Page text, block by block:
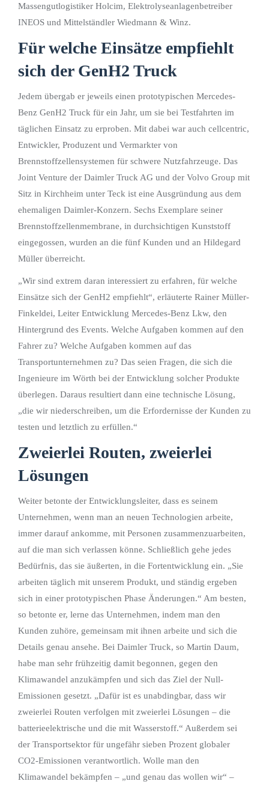
Massengutlogistiker Holcim, Elektrolyseanlagenbetreiber
INEOS und Mittelständler Wiedmann & Winz.
Für welche Einsätze empfiehlt
sich der GenH2 Truck
Jedem übergab er jeweils einen prototypischen Mercedes-
Benz GenH2 Truck für ein Jahr, um sie bei Testfahrten im
täglichen Einsatz zu erproben. Mit dabei war auch cellcentric,
Entwickler, Produzent und Vermarkter von
Brennstoffzellensystemen für schwere Nutzfahrzeuge. Das
Joint Venture der Daimler Truck AG und der Volvo Group mit
Sitz in Kirchheim unter Teck ist eine Ausgründung aus dem
ehemaligen Daimler-Konzern. Sechs Exemplare seiner
Brennstoffzellenmembrane, in durchsichtigen Kunststoff
eingegossen, wurden an die fünf Kunden und an Hildegard
Müller überreicht.
„Wir sind extrem daran interessiert zu erfahren, für welche
Einsätze sich der GenH2 empfiehlt“, erläuterte Rainer Müller-
Finkeldei, Leiter Entwicklung Mercedes-Benz Lkw, den
Hintergrund des Events. Welche Aufgaben kommen auf den
Fahrer zu? Welche Aufgaben kommen auf das
Transportunternehmen zu? Das seien Fragen, die sich die
Ingenieure im Wörth bei der Entwicklung solcher Produkte
überlegen. Daraus resultiert dann eine technische Lösung,
„die wir niederschreiben, um die Erfordernisse der Kunden zu
testen und letztlich zu erfüllen.“
Zweierlei Routen, zweierlei
Lösungen
Weiter betonte der Entwicklungsleiter, dass es seinem
Unternehmen, wenn man an neuen Technologien arbeite,
immer darauf ankomme, mit Personen zusammenzuarbeiten,
auf die man sich verlassen könne. Schließlich gehe jedes
Bedürfnis, das sie äußerten, in die Fortentwicklung ein. „Sie
arbeiten täglich mit unserem Produkt, und ständig ergeben
sich in einer prototypischen Phase Änderungen.“ Am besten,
so betonte er, lerne das Unternehmen, indem man den
Kunden zuhöre, gemeinsam mit ihnen arbeite und sich die
Details genau ansehe. Bei Daimler Truck, so Martin Daum,
habe man sehr frühzeitig damit begonnen, gegen den
Klimawandel anzukämpfen und sich das Ziel der Null-
Emissionen gesetzt. „Dafür ist es unabdingbar, dass wir
zweierlei Routen verfolgen mit zweierlei Lösungen – die
batterieelektrische und die mit Wasserstoff.“ Außerdem sei
der Transportsektor für ungefähr sieben Prozent globaler
CO2-Emissionen verantwortlich. Wolle man den
Klimawandel bekämpfen – „und genau das wollen wir“ –